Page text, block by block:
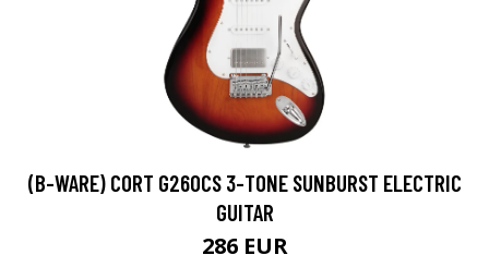
(B-WARE) CORT G260CS 3-TONE SUNBURST ELECTRIC
GUITAR
286 EUR